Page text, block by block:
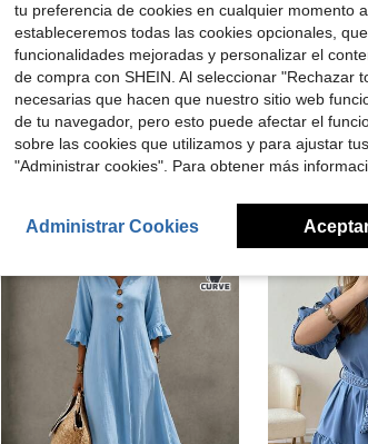
6
Ahorro de $4.20
#BabydollFits
-11% Comfylo Vestido de lavado con cuello, lazo y bolsillo para tallas grandes
$33.19 100+ vendidos
6
Comfylo Vestido casual de
$17.49
tu preferencia de cookies en cualquier momento
estableceremos todas las cookies opcionales,
funcionalidades mejoradas y personalizar el
de compra con SHEIN. Al seleccionar "Rechazar
necesarias que hacen que nuestro sitio web
de tu navegador, pero esto puede afectar el
sobre las cookies que utilizamos y para ajustar
"Administrar cookies". Para obtener más
Administrar Cookies